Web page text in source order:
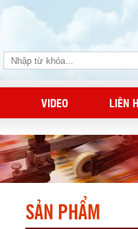
VIDEO LIÊN
SẢN PHẨM